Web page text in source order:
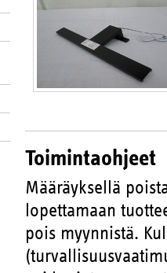
Toimintaohjeet
Määräyksellä
lopettamaan
pois myynnistä.